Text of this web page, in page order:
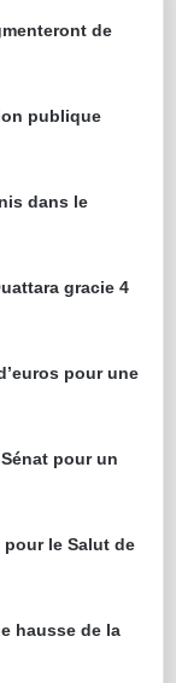
de
publique
dans le
gracie 4
pour une
pour un
le Salut de
hausse de la